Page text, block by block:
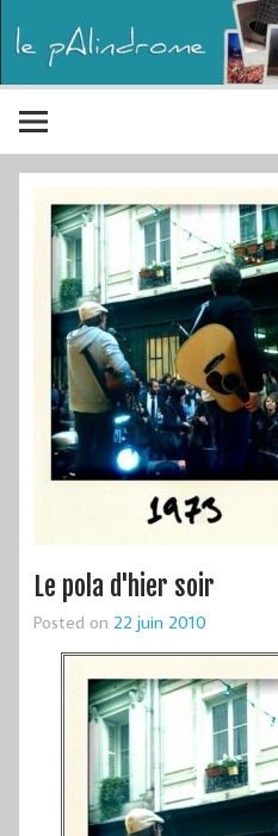
Le pola d'hier soir
Posted on 22 juin 2010